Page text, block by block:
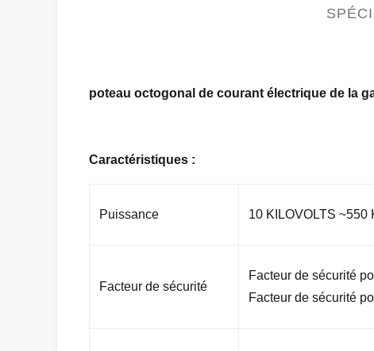
poteau octogonal de courant électrique de la
Caractéristiques :
Puissance 10 KILOVOLTS ~550
Facteur de sécurité
Facteur de sécurité
Facteur de sécurité